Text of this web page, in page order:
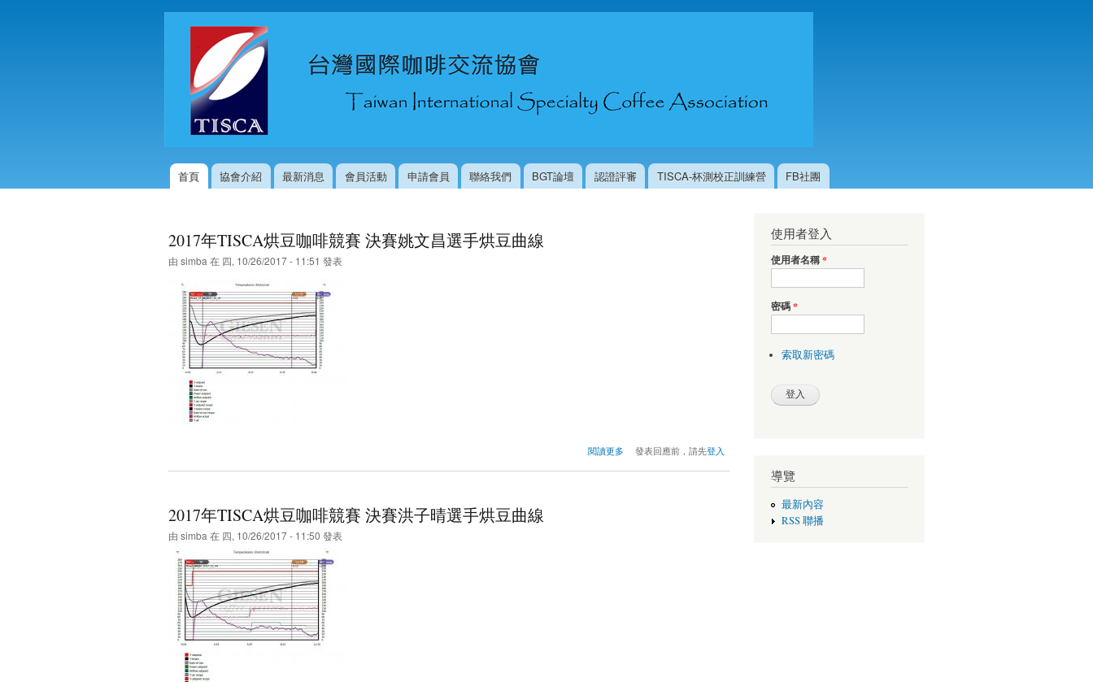
移
內
主選單
首頁 協會介紹 最新消息 會員活動 申請會員 聯絡我們 BGT論壇 認證評審 TISCA-杯測校正訓練營 FB社團
2017年TISCA烘豆咖啡競賽 決賽姚文昌選手烘豆曲線
由 simba 在 四, 10/26/2017 - 11:51 發表
閱讀更多
關於2017年TISCA烘豆咖啡
發表回應前，請先登入
2017年TISCA烘豆咖啡競賽 決賽洪子晴選手烘豆曲線
由 simba 在 四, 10/26/2017 - 11:50 發表
使用者登入
使用者名稱*
密碼*
索取新密碼
導覽
最新內容
RSS 聯播